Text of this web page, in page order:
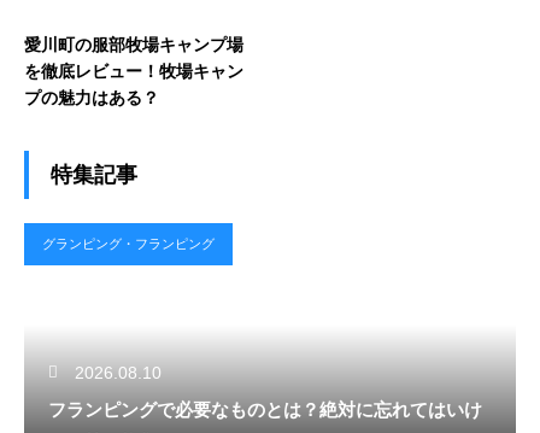
愛川町の服部牧場キャンプ場
を徹底レビュー！牧場キャン
プの魅力はある？
特集記事
グランピング・フランピング
2026.08.10
フランピングで必要なものとは？絶対に忘れてはいけ